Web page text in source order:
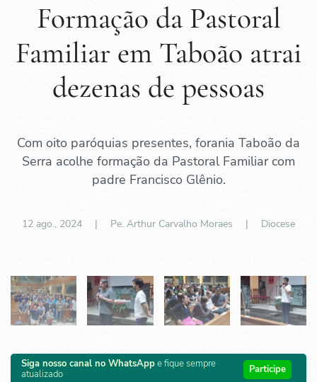
Formação da Pastoral
Familiar em Taboão atrai
dezenas de pessoas
Com oito paróquias presentes, forania Taboão da
Serra acolhe formação da Pastoral Familiar com
padre Francisco Glênio.
12 ago., 2024 | Pe. Arthur Carvalho Moraes | Diocese
Siga nosso canal no WhatsAppe fique sempre
atualizado
Participe